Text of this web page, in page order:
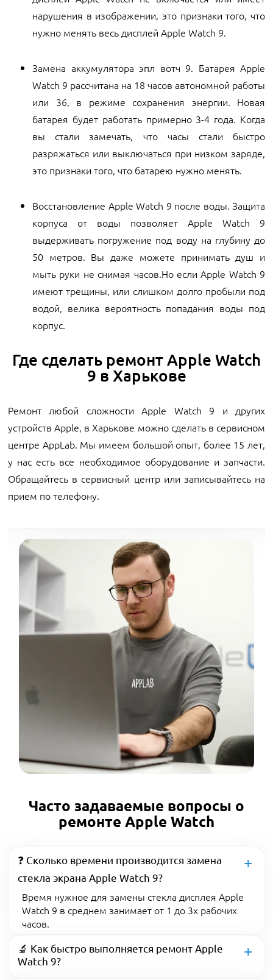
нарушения в изображении, это признаки того, что
нужно менять весь дисплей Apple Watch 9.
Замена аккумулятора эпл вотч 9. Батарея Apple
Watch 9 рассчитана на 18 часов автономной работы
или 36, в режиме сохранения энергии. Новая
батарея будет работать примерно 3-4 года. Когда
вы стали замечать, что часы стали быстро
разряжаться или выключаться при низком заряде,
это признаки того, что батарею нужно менять.
Восстановление Apple Watch 9 после воды. Защита
корпуса от воды позволяет Apple Watch 9
выдерживать погружение под воду на глубину до
50 метров. Вы даже можете принимать душ и
мыть руки не снимая часов.Но если Apple Watch 9
имеют трещины, или слишком долго пробыли под
водой, велика вероятность попадания воды под
корпус.
Где сделать ремонт Apple Watch
9 в Харькове
Ремонт любой сложности Apple Watch 9 и других
устройств Apple, в Харькове можно сделать в сервисном
центре AppLab. Мы имеем большой опыт, более 15 лет,
у нас есть все необходимое оборудование и запчасти.
Обращайтесь в сервисный центр или записывайтесь на
прием по телефону.
Часто задаваемые вопросы о
ремонте Apple Watch
❓ Сколько времени производится замена
стекла экрана Apple Watch 9?
Время нужное для замены стекла дисплея Apple
Watch 9 в среднем занимает от 1 до 3х рабочих
часов.
🔬 Как быстро выполняется ремонт Apple
Watch 9?